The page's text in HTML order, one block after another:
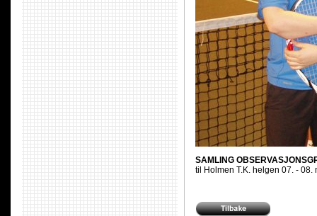
SAMLING
til Holmen T.K. helgen 07. -